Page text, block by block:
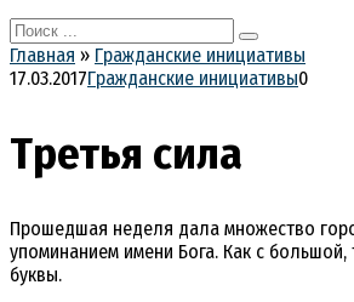
Search
for:
Главная » Гражданские инициативы
17.03.2017Гражданские инициативы0
Третья сила
Прошедшая неделя дала множество
упоминанием имени Бога. Как с большой,
буквы.